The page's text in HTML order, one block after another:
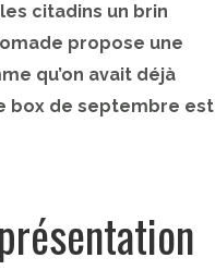
citadins un brin
propose une
qu’on avait déjà
box de septembre est